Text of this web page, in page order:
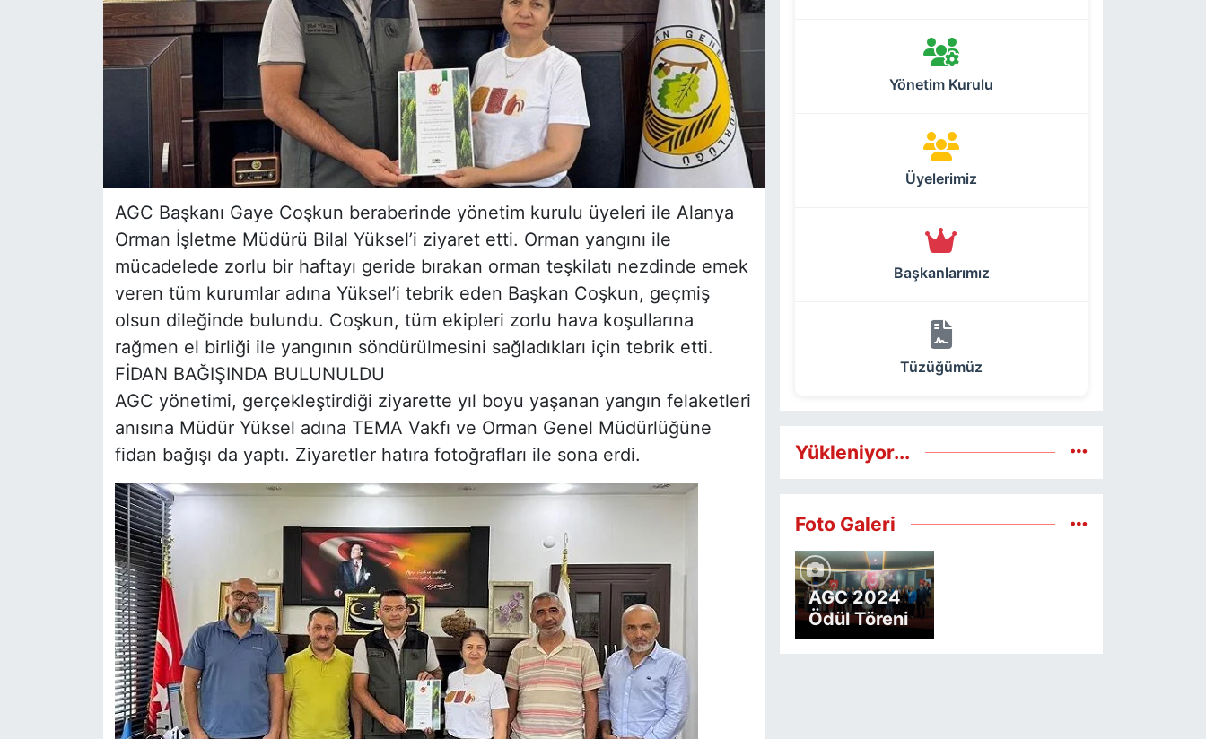
AGC Başkanı Gaye Coşkun beraberinde yönetim kurulu üyeleri ile Alanya
Orman İşletme Müdürü Bilal Yüksel’i ziyaret etti. Orman yangını ile
mücadelede zorlu bir haftayı geride bırakan orman teşkilatı nezdinde emek
veren tüm kurumlar adına Yüksel’i tebrik eden Başkan Coşkun, geçmiş
olsun dileğinde bulundu. Coşkun, tüm ekipleri zorlu hava koşullarına
rağmen el birliği ile yangının söndürülmesini sağladıkları için tebrik etti.
FİDAN BAĞIŞINDA BULUNULDU
AGC yönetimi, gerçekleştirdiği ziyarette yıl boyu yaşanan yangın felaketleri
anısına Müdür Yüksel adına TEMA Vakfı ve Orman Genel Müdürlüğüne
fidan bağışı da yaptı. Ziyaretler hatıra fotoğrafları ile sona erdi.
Yönetim Kurulu
Üyelerimiz
Başkanlarımız
Tüzüğümüz
Yükleniyor...
Foto Galeri
AGC 2024
Ödül Töreni